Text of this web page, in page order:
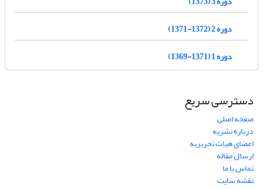
دوره 2 (1372-1371)
دوره 1 (1371-1369)
دسترسی سریع
صفحه اصلی
درباره نشریه
اعضای هیات تحریریه
ارسال مقاله
تماس با ما
نقشه سایت